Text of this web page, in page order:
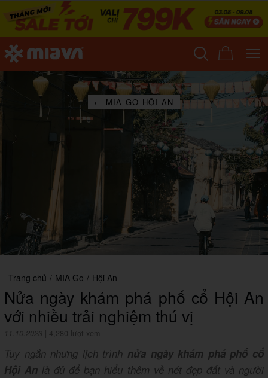
← MIA GO HỘI AN
Trang chủ / MIA Go / Hội An
Nửa ngày khám phá phố cổ Hội An
với nhiều trải nghiệm thú vị
11.10.2023 4,280 lượt xem
Tuy ngắn nhưng lịch trình nửa ngày khám phá phố cổ
Hội An là đủ để bạn hiểu thêm về nét đẹp đất và người